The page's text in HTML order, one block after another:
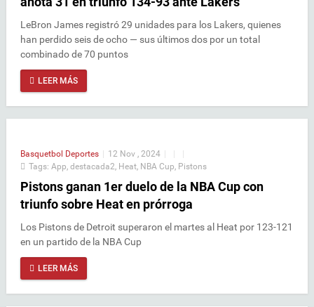
LeBron James registró 29 unidades para los Lakers, quienes
han perdido seis de ocho — sus últimos dos por un total
combinado de 70 puntos
LEER MÁS
Basquetbol Deportes | 12 Nov , 2024 | |
|
Tags: App destacada2 Heat NBA Cup Pistons
Pistons ganan 1er duelo de la NBA Cup con
triunfo sobre Heat en prórroga
Los Pistons de Detroit superaron el martes al Heat por 123-121
en un partido de la NBA Cup
LEER MÁS